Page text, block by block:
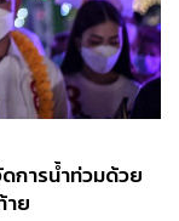
การน้ำท่วมด้วย
าย